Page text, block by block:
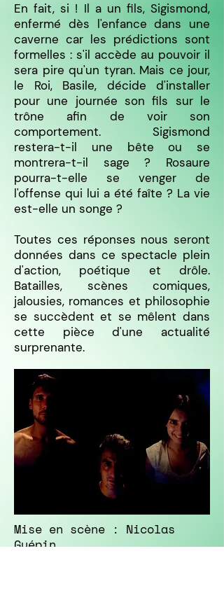
En fait, si ! Il a un fils, Sigismond,
enfermé dès l'enfance dans une
caverne car les prédictions sont
formelles : s'il accède au pouvoir il
sera pire qu'un tyran. Mais ce jour,
le Roi, Basile, décide d'installer
pour une journée son fils sur le
trône afin de voir son
comportement. Sigismond
restera-t-il une bête ou se
montrera-t-il sage ? Rosaure
pourra-t-elle se venger de
l'offense qui lui a été faîte ? La vie
est-elle un songe ?
Toutes ces réponses nous seront
données dans ce spectacle plein
d'action, poétique et drôle.
Batailles, scènes comiques,
jalousies, romances et philosophie
se succèdent et se mêlent dans
cette pièce d'une actualité
surprenante.
Mise en scène : Nicolas
Guépin